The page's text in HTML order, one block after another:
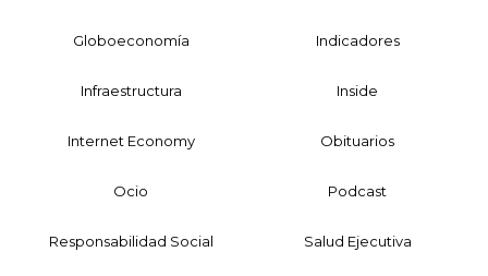
Globoeconomía Indicadores
Infraestructura Inside
Internet Economy Obituarios
Ocio Podcast
Responsabilidad Social Salud Ejecutiva